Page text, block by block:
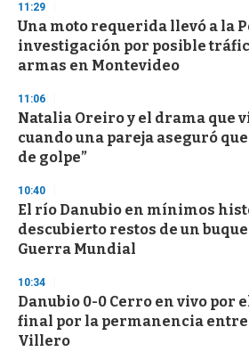
d
s
o
f
3
s
e
c
o
n
11:29
Una moto requerida llevó a la
investigación por posible
armas en Montevideo
11:06
Natalia Oreiro y el drama que
cuando una pareja aseguró
de golpe”
10:40
El río Danubio en mínimos
descubierto restos de un
Guerra Mundial
10:34
Danubio 0-0 Cerro en vivo por
final por la permanencia entre
Villero